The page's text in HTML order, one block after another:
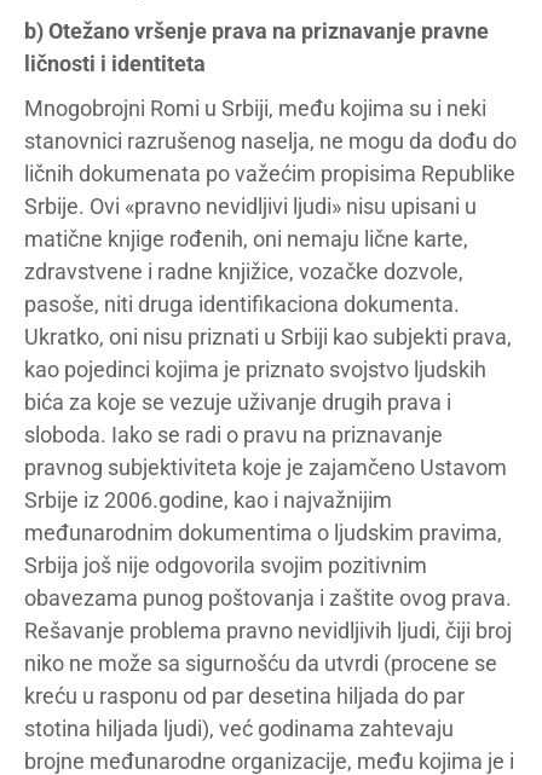
b) Otežano vršenje prava na priznavanje pravne
ličnosti i identiteta
Mnogobrojni Romi u Srbiji, među kojima su i neki
stanovnici razrušenog naselja, ne mogu da dođu do
ličnih dokumenata po važećim propisima Republike
Srbije. Ovi «pravno nevidljivi ljudi» nisu upisani u
matične knjige rođenih, oni nemaju lične karte,
zdravstvene i radne knjižice, vozačke dozvole,
pasoše, niti druga identifikaciona dokumenta.
Ukratko, oni nisu priznati u Srbiji kao subjekti prava,
kao pojedinci kojima je priznato svojstvo ljudskih
bića za koje se vezuje uživanje drugih prava i
sloboda. Iako se radi o pravu na priznavanje
pravnog subjektiviteta koje je zajamčeno Ustavom
Srbije iz 2006.godine, kao i najvažnijim
međunarodnim dokumentima o ljudskim pravima,
Srbija još nije odgovorila svojim pozitivnim
obavezama punog poštovanja i zaštite ovog prava.
Rešavanje problema pravno nevidljivih ljudi, čiji broj
niko ne može sa sigurnošću da utvrdi (procene se
kreću u rasponu od par desetina hiljada do par
stotina hiljada ljudi), već godinama zahtevaju
brojne međunarodne organizacije, među kojima je i